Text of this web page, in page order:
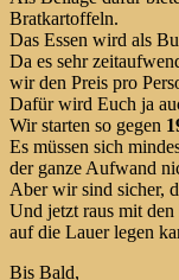
Bratkartoffeln.
Das Essen wird als
Da es sehr
wir den Preis pro
Dafür wird Euch ja
Wir starten so gegen
Es müssen sich
der ganze Aufwand
Aber wir sind sicher,
Und jetzt raus mit
auf die Lauer legen
Bis Bald,